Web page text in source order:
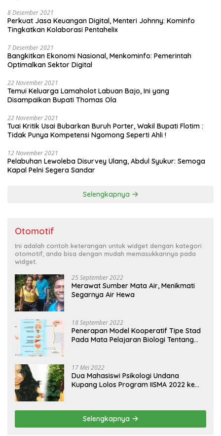
8 Desember 2021
Perkuat Jasa Keuangan Digital, Menteri Johnny: Kominfo
Tingkatkan Kolaborasi Pentahelix
7 Desember 2021
Bangkitkan Ekonomi Nasional, Menkominfo: Pemerintah
Optimalkan Sektor Digital
22 November 2021
Temui Keluarga Lamaholot Labuan Bajo, Ini yang
Disampaikan Bupati Thomas Ola
22 November 2021
Tuai Kritik Usai Bubarkan Buruh Porter, Wakil Bupati Flotim :
Tidak Punya Kompetensi Ngomong Seperti Ahli !
12 November 2021
Pelabuhan Lewoleba Disurvey Ulang, Abdul Syukur: Semoga
Kapal Pelni Segera Sandar
Selengkapnya
Otomotif
Ini adalah contoh keterangan untuk widget dengan kategori
otomotif, anda bisa dengan mudah memasukkannya pada
widget.
25 September 2022
Merawat Sumber Mata Air, Menikmati
Segarnya Air Hewa
18 September 2022
Penerapan Model Kooperatif Tipe Stad
Pada Mata Pelajaran Biologi Tentang
17 Mei 2022
Dua Mahasiswi Psikologi Undana
Kupang Lolos Program IISMA 2022 ke
Selengkapnya